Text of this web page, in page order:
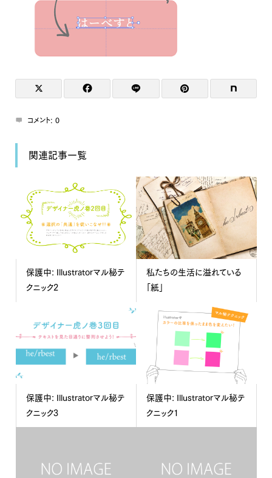
コメント: 0
関連記事一覧
保護中: Illustratorマル秘テ
クニック2
私たちの生活に溢れている
「紙」
保護中: Illustratorマル秘テ
クニック3
保護中: Illustratorマル秘テ
クニック1